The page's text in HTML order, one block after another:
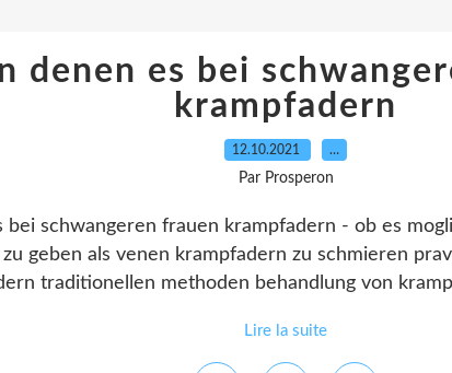
denen es bei
krampfadern
12.10.2021 …
Par Prosperon
bei schwangeren frauen krampfadern - ob es
geben als venen krampfadern zu schmieren
traditionellen methoden behandlung von
Lire la suite